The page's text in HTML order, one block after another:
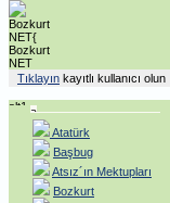
Tıklayın kayıtlı kullanıcı olun
Atatürk
Başbug
Atsız´ın Mektupları
Bozkurt